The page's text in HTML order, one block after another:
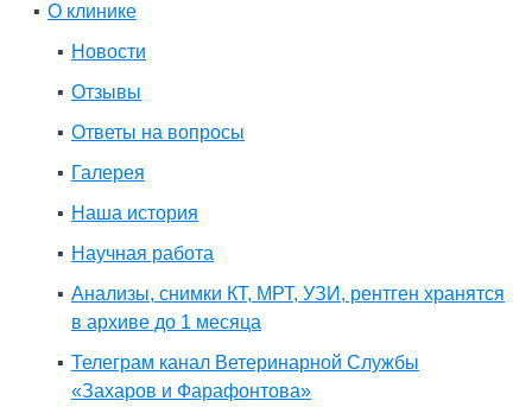
О клинике
Новости
Отзывы
Ответы на вопросы
Галерея
Наша история
Научная работа
Анализы, снимки КТ, МРТ, УЗИ, рентген хранятся
в архиве до 1 месяца
Телеграм канал Ветеринарной Службы
«Захаров и Фарафонтова»